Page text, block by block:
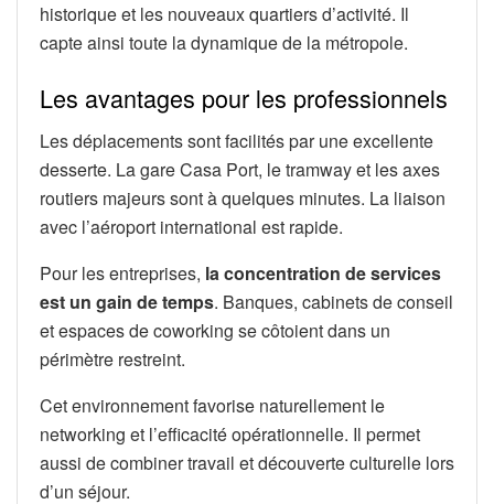
historique et les nouveaux quartiers d’activité. Il
capte ainsi toute la dynamique de la métropole.
Les avantages pour les professionnels
Les déplacements sont facilités par une excellente
desserte. La gare Casa Port, le tramway et les axes
routiers majeurs sont à quelques minutes. La liaison
avec l’aéroport international est rapide.
Pour les entreprises, la concentration de services
est un gain de temps. Banques, cabinets de conseil
et espaces de coworking se côtoient dans un
périmètre restreint.
Cet environnement favorise naturellement le
networking et l’efficacité opérationnelle. Il permet
aussi de combiner travail et découverte culturelle lors
d’un séjour.